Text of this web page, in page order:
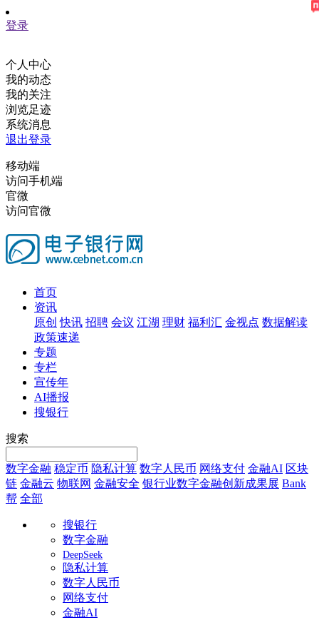
登录
个人中心
我的动态
我的关注
浏览足迹
系统消息
退出登录
移动端
访问手机端
官微
访问官微
首页
资讯
原创 快讯 招聘 会议 江湖 理财 福利汇 金视点 数据解读
政策速递
专题
专栏
宣传年
AI播报
搜银行
搜索
数字金融 稳定币 隐私计算 数字人民币 网络支付 金融AI 区块
链 金融云 物联网 金融安全 银行业数字金融创新成果展 Bank
帮 全部
搜银行
数字金融
DeepSeek
隐私计算
数字人民币
网络支付
金融AI